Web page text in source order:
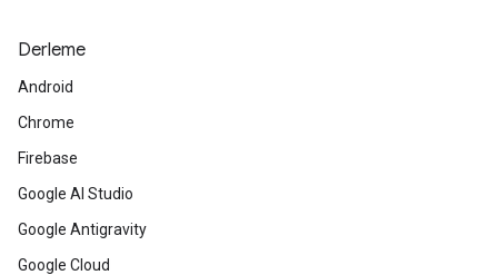
Derleme
Android
Chrome
Firebase
Google AI Studio
Google Antigravity
Google Cloud